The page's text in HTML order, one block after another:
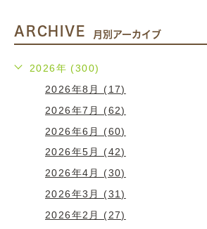
ARCHIVE 月別アーカイブ
2026年 (300)
2026年8月 (17)
2026年7月 (62)
2026年6月 (60)
2026年5月 (42)
2026年4月 (30)
2026年3月 (31)
2026年2月 (27)